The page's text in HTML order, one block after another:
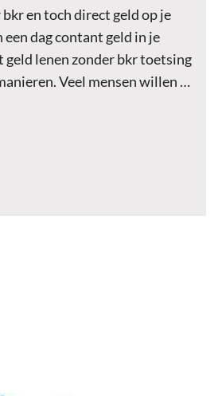
en toch direct geld op je
dag contant geld in je
geld lenen zonder bkr toetsing
Veel mensen willen …